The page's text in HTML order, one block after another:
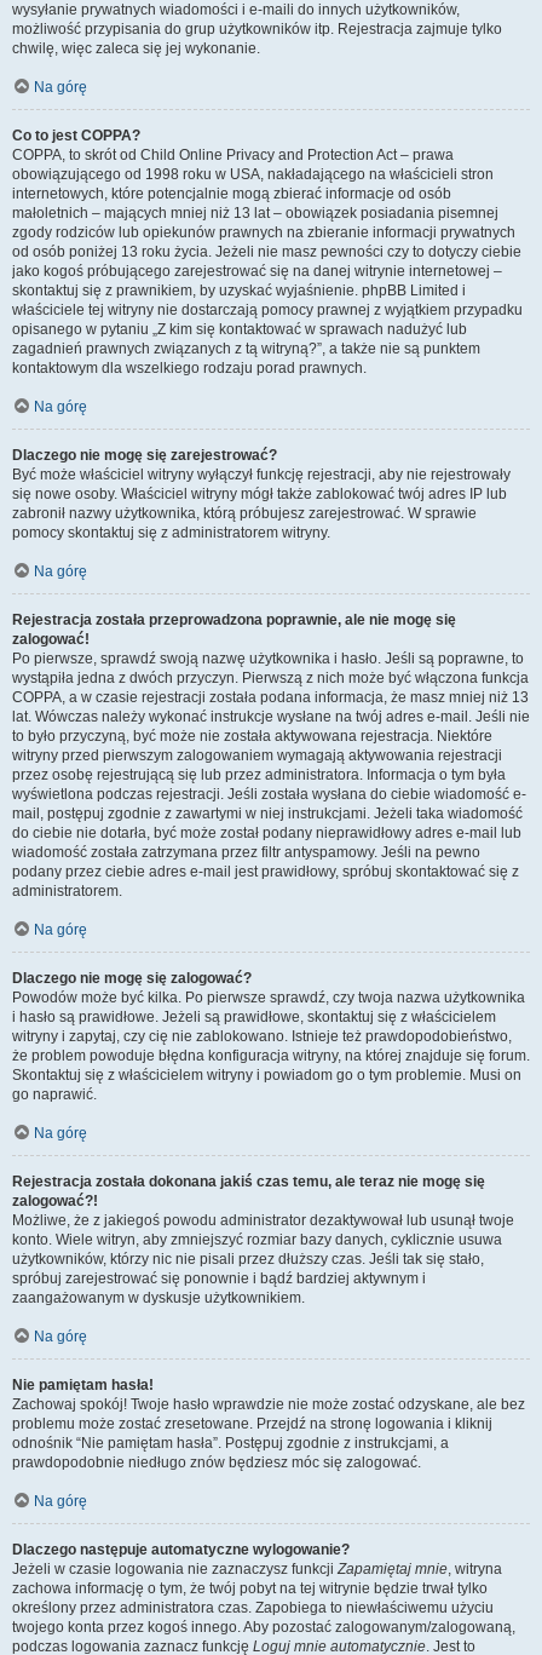
wysyłanie prywatnych wiadomości i e-maili do innych użytkowników,
możliwość przypisania do grup użytkowników itp. Rejestracja zajmuje tylko
chwilę, więc zaleca się jej wykonanie.
Na górę
Co to jest COPPA?
COPPA, to skrót od Child Online Privacy and Protection Act – prawa
obowiązującego od 1998 roku w USA, nakładającego na właścicieli stron
internetowych, które potencjalnie mogą zbierać informacje od osób
małoletnich – mających mniej niż 13 lat – obowiązek posiadania pisemnej
zgody rodziców lub opiekunów prawnych na zbieranie informacji prywatnych
od osób poniżej 13 roku życia. Jeżeli nie masz pewności czy to dotyczy ciebie
jako kogoś próbującego zarejestrować się na danej witrynie internetowej –
skontaktuj się z prawnikiem, by uzyskać wyjaśnienie. phpBB Limited i
właściciele tej witryny nie dostarczają pomocy prawnej z wyjątkiem przypadku
opisanego w pytaniu „Z kim się kontaktować w sprawach nadużyć lub
zagadnień prawnych związanych z tą witryną?”, a także nie są punktem
kontaktowym dla wszelkiego rodzaju porad prawnych.
Na górę
Dlaczego nie mogę się zarejestrować?
Być może właściciel witryny wyłączył funkcję rejestracji, aby nie rejestrowały
się nowe osoby. Właściciel witryny mógł także zablokować twój adres IP lub
zabronił nazwy użytkownika, którą próbujesz zarejestrować. W sprawie
pomocy skontaktuj się z administratorem witryny.
Na górę
Rejestracja została przeprowadzona poprawnie, ale nie mogę się
zalogować!
Po pierwsze, sprawdź swoją nazwę użytkownika i hasło. Jeśli są poprawne, to
wystąpiła jedna z dwóch przyczyn. Pierwszą z nich może być włączona funkcja
COPPA, a w czasie rejestracji została podana informacja, że masz mniej niż 13
lat. Wówczas należy wykonać instrukcje wysłane na twój adres e-mail. Jeśli nie
to było przyczyną, być może nie została aktywowana rejestracja. Niektóre
witryny przed pierwszym zalogowaniem wymagają aktywowania rejestracji
przez osobę rejestrującą się lub przez administratora. Informacja o tym była
wyświetlona podczas rejestracji. Jeśli została wysłana do ciebie wiadomość e-
mail, postępuj zgodnie z zawartymi w niej instrukcjami. Jeżeli taka wiadomość
do ciebie nie dotarła, być może został podany nieprawidłowy adres e-mail lub
wiadomość została zatrzymana przez filtr antyspamowy. Jeśli na pewno
podany przez ciebie adres e-mail jest prawidłowy, spróbuj skontaktować się z
administratorem.
Na górę
Dlaczego nie mogę się zalogować?
Powodów może być kilka. Po pierwsze sprawdź, czy twoja nazwa użytkownika
i hasło są prawidłowe. Jeżeli są prawidłowe, skontaktuj się z właścicielem
witryny i zapytaj, czy cię nie zablokowano. Istnieje też prawdopodobieństwo,
że problem powoduje błędna konfiguracja witryny, na której znajduje się forum.
Skontaktuj się z właścicielem witryny i powiadom go o tym problemie. Musi on
go naprawić.
Na górę
Rejestracja została dokonana jakiś czas temu, ale teraz nie mogę się
zalogować?!
Możliwe, że z jakiegoś powodu administrator dezaktywował lub usunął twoje
konto. Wiele witryn, aby zmniejszyć rozmiar bazy danych, cyklicznie usuwa
użytkowników, którzy nic nie pisali przez dłuższy czas. Jeśli tak się stało,
spróbuj zarejestrować się ponownie i bądź bardziej aktywnym i
zaangażowanym w dyskusje użytkownikiem.
Na górę
Nie pamiętam hasła!
Zachowaj spokój! Twoje hasło wprawdzie nie może zostać odzyskane, ale bez
problemu może zostać zresetowane. Przejdź na stronę logowania i kliknij
odnośnik “Nie pamiętam hasła”. Postępuj zgodnie z instrukcjami, a
prawdopodobnie niedługo znów będziesz móc się zalogować.
Na górę
Dlaczego następuje automatyczne wylogowanie?
Jeżeli w czasie logowania nie zaznaczysz funkcjiZapamiętaj mnie, witryna
zachowa informację o tym, że twój pobyt na tej witrynie będzie trwał tylko
określony przez administratora czas. Zapobiega to niewłaściwemu użyciu
twojego konta przez kogoś innego. Aby pozostać zalogowanym/zalogowaną,
podczas logowania zaznacz funkcję Loguj mnie automatycznie. Jest to